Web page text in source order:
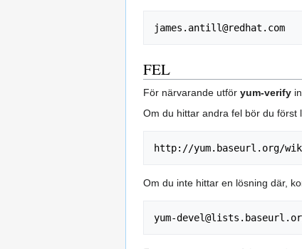
FEL
För närvarande utför yum-verify
Om du hittar andra fel bör du först
Om du inte hittar en lösning där,